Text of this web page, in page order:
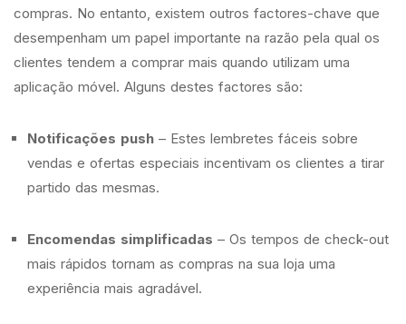
compras. No entanto, existem outros factores-chave que
desempenham um papel importante na razão pela qual os
clientes tendem a comprar mais quando utilizam uma
aplicação móvel. Alguns destes factores são:
Notificações push – Estes lembretes fáceis sobre
vendas e ofertas especiais incentivam os clientes a tirar
partido das mesmas.
Encomendas simplificadas – Os tempos de check-out
mais rápidos tornam as compras na sua loja uma
experiência mais agradável.